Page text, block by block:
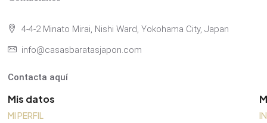
4-4-2 Minato Mirai, Nishi Ward, Yokohama City, Japan
info@casasbaratasjapon.com
Contacta aquí
Mis datos
MI PERFIL